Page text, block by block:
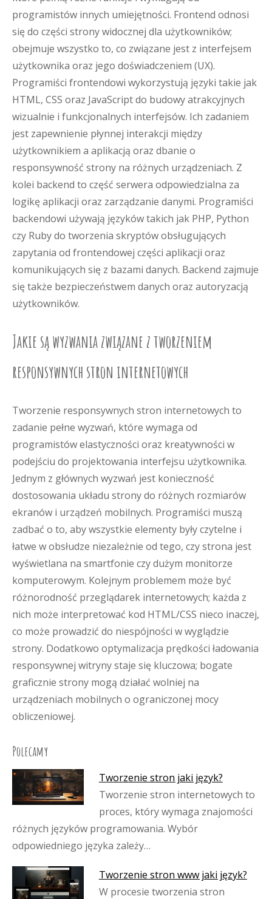
programistów innych umiejętności. Frontend odnosi
się do części strony widocznej dla użytkowników;
obejmuje wszystko to, co związane jest z interfejsem
użytkownika oraz jego doświadczeniem (UX).
Programiści frontendowi wykorzystują języki takie jak
HTML, CSS oraz JavaScript do budowy atrakcyjnych
wizualnie i funkcjonalnych interfejsów. Ich zadaniem
jest zapewnienie płynnej interakcji między
użytkownikiem a aplikacją oraz dbanie o
responsywność strony na różnych urządzeniach. Z
kolei backend to część serwera odpowiedzialna za
logikę aplikacji oraz zarządzanie danymi. Programiści
backendowi używają języków takich jak PHP, Python
czy Ruby do tworzenia skryptów obsługujących
zapytania od frontendowej części aplikacji oraz
komunikujących się z bazami danych. Backend zajmuje
się także bezpieczeństwem danych oraz autoryzacją
użytkowników.
Jakie są wyzwania związane z tworzeniem
responsywnych stron internetowych
Tworzenie responsywnych stron internetowych to
zadanie pełne wyzwań, które wymaga od
programistów elastyczności oraz kreatywności w
podejściu do projektowania interfejsu użytkownika.
Jednym z głównych wyzwań jest konieczność
dostosowania układu strony do różnych rozmiarów
ekranów i urządzeń mobilnych. Programiści muszą
zadbać o to, aby wszystkie elementy były czytelne i
łatwe w obsłudze niezależnie od tego, czy strona jest
wyświetlana na smartfonie czy dużym monitorze
komputerowym. Kolejnym problemem może być
różnorodność przeglądarek internetowych; każda z
nich może interpretować kod HTML/CSS nieco inaczej,
co może prowadzić do niespójności w wyglądzie
strony. Dodatkowo optymalizacja prędkości ładowania
responsywnej witryny staje się kluczowa; bogate
graficznie strony mogą działać wolniej na
urządzeniach mobilnych o ograniczonej mocy
obliczeniowej.
Polecamy
Tworzenie stron jaki język?
Tworzenie stron internetowych to
proces, który wymaga znajomości
różnych języków programowania. Wybór
odpowiedniego języka zależy…
Tworzenie stron www jaki język?
W procesie tworzenia stron